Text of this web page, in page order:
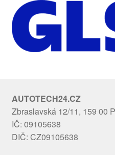
AUTOTECH24.CZ
Zbraslavská 12/11, 159 00
IČ: 09105638
DIČ: CZ09105638